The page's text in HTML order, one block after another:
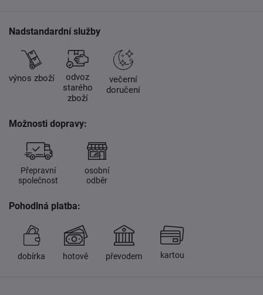
Nadstandardní služby
výnos zboží
odvoz
starého
zboží
večerní
doručení
Možnosti dopravy:
Přepravní
společnost
osobní
odběr
Pohodlná platba:
dobírka hotově převodem kartou